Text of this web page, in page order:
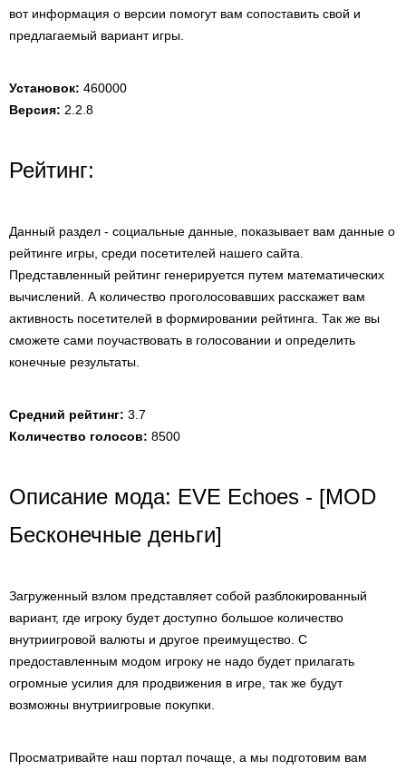
вот информация о версии помогут вам сопоставить свой и
предлагаемый вариант игры.
Установок: 460000
Версия: 2.2.8
Рейтинг:
Данный раздел - социальные данные, показывает вам данные о
рейтинге игры, среди посетителей нашего сайта.
Представленный рейтинг генерируется путем математических
вычислений. А количество проголосовавших расскажет вам
активность посетителей в формировании рейтинга. Так же вы
сможете сами поучаствовать в голосовании и определить
конечные результаты.
Средний рейтинг: 3.7
Количество голосов: 8500
Описание мода: EVE Echoes - [MOD
Бесконечные деньги]
Загруженный взлом представляет собой разблокированный
вариант, где игроку будет доступно большое количество
внутриигровой валюты и другое преимущество. С
предоставленным модом игроку не надо будет прилагать
огромные усилия для продвижения в игре, так же будут
возможны внутриигровые покупки.
Просматривайте наш портал почаще, а мы подготовим вам